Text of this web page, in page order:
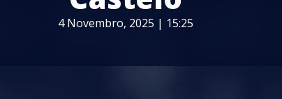
4 Novembro, 2025 | 15:25